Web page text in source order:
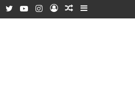
Sidebar
Random
Log
Instagram
YouTube
Twitter